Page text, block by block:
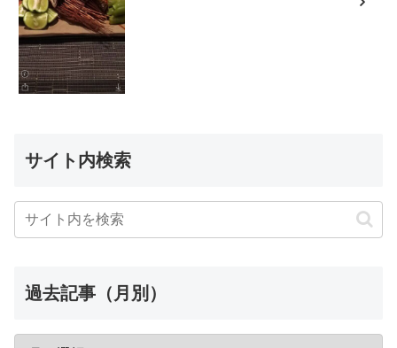
サイト内検索
過去記事（月別）